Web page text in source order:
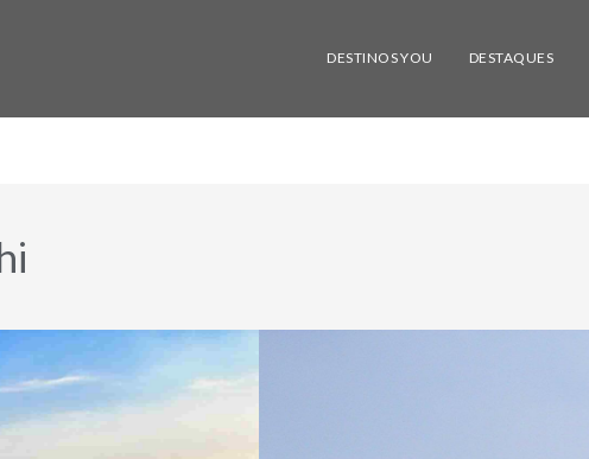
DESTINOS YOU DESTAQUES